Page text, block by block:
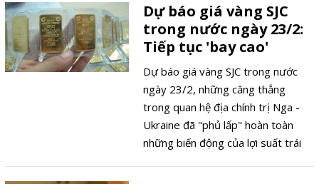
Dự báo giá vàng SJC
trong nước ngày 23/2:
Tiếp tục 'bay cao'
Dự báo giá vàng SJC trong nước
ngày 23/2, những căng thẳng
trong quan hệ địa chính trị Nga -
Ukraine đã "phủ lấp" hoàn toàn
những biến động của lợi suất trái